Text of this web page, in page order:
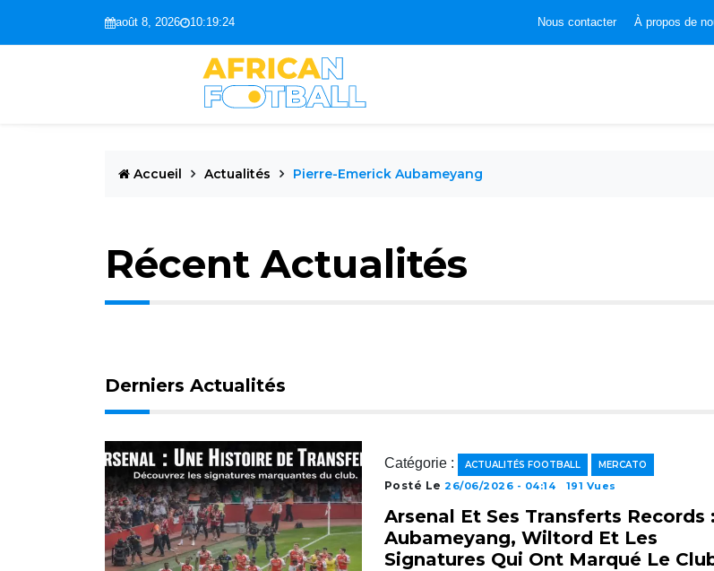
août 8, 2026 10:19:25 Nous contacter À propos de
Accueil Actualités Pierre-Emerick Aubameyang
Récent Actualités
Derniers Actualités
Catégorie : ACTUALITÉS FOOTBALL MERCATO
Posté Le26/06/2026 - 04:14 191 Vues
Arsenal Et Ses Transferts Records :
Aubameyang, Wiltord Et Les
Signatures Qui Ont Marqué Le